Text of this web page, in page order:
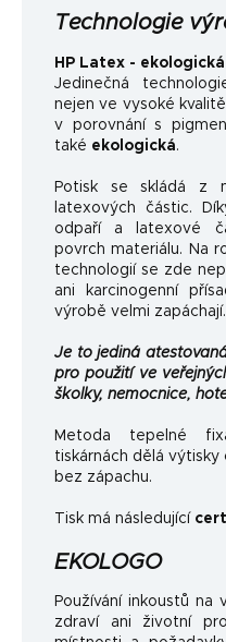
Technologie
HP Latex -
Jedinečná
nejen ve vysoké
v porovnání s
také ekologická.
Potisk se skládá z
latexových částic.
odpaří a latexové
povrch materiálu. Na
technologií se zde
ani karcinogenní
výrobě velmi zapáchají.
Je to jediná
pro použití ve
školky, nemocnice,
Metoda tepelné
tiskárnách dělá
bez zápachu.
Tisk má následující
EKOLOGO
Používání inkoustů
zdraví ani životní